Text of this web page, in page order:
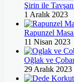
Şirin ile Tavşan
1 Aralık 2023
Rapunzel
11 Nisan 2023
Oğlak ve
29 Aralık 2023